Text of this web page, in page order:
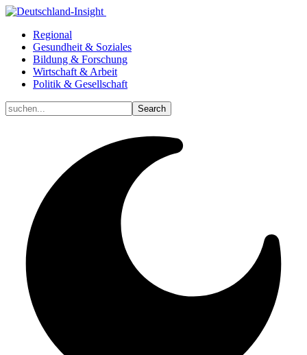
Regional
Gesundheit & Soziales
Bildung & Forschung
Wirtschaft & Arbeit
Politik & Gesellschaft